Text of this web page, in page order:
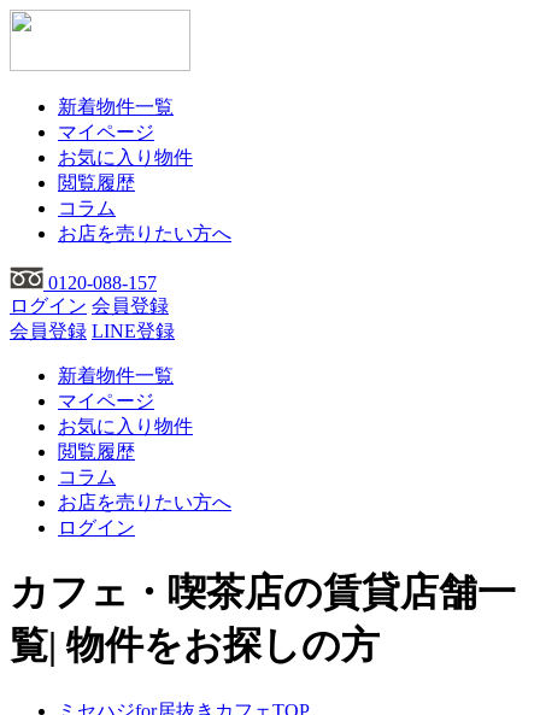
新着物件一覧
マイページ
お気に入り物件
閲覧履歴
コラム
お店を売りたい方へ
0120-088-157
ログイン 会員登録
会員登録 LINE登録
新着物件一覧
マイページ
お気に入り物件
閲覧履歴
コラム
お店を売りたい方へ
ログイン
カフェ・喫茶店の賃貸店舗一
覧| 物件をお探しの方
ミセハジfor居抜きカフェTOP